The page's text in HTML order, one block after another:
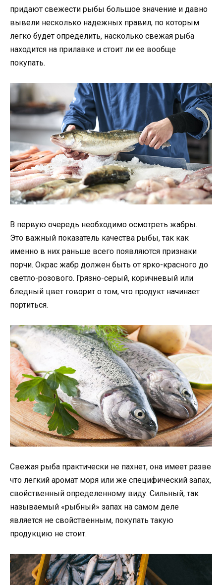
придают свежести рыбы большое значение и давно
вывели несколько надежных правил, по которым
легко будет определить, насколько свежая рыба
находится на прилавке и стоит ли ее вообще
покупать.
В первую очередь необходимо осмотреть жабры.
Это важный показатель качества рыбы, так как
именно в них раньше всего появляются признаки
порчи. Окрас жабр должен быть от ярко-красного до
светло-розового. Грязно-серый, коричневый или
бледный цвет говорит о том, что продукт начинает
портиться.
Свежая рыба практически не пахнет, она имеет разве
что легкий аромат моря или же специфический запах,
свойственный определенному виду. Сильный, так
называемый «рыбный» запах на самом деле
является не свойственным, покупать такую
продукцию не стоит.